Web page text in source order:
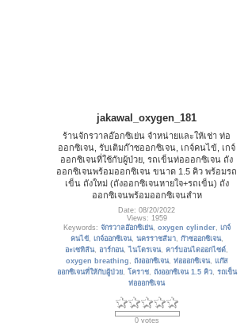
jakawal_oxygen_181
ร้านจักรวาลอ๊อกซิเย่น จำหน่ายและให้เช่า ท่อ
ออกซิเจน, รับเติมก๊าซออกซิเจน, เกจ์คนไข้, เกจ์
ออกซิเจนที่ใช้กับผู้ป่วย, รถเข็นท่อออกซิเจน ถัง
ออกซิเจนพร้อมออกซิเจน ขนาด 1.5 คิว พร้อมรถ
เข็น ถังใหม่ (ถังออกซิเจนหายใจ+รถเข็น) ถัง
ออกซิเจนพร้อมออกซิเจนสำห
Date: 08/20/2022
Views: 1959
Keywords: จักรวาลอ๊อกซิเย่น, oxygen cylinder, เกจ์
คนไข้ , เกจ์ออกซิเจน, นครราชสีมา, ก๊าซออกซิเจน,
อะเซทิลีน, อาร์กอน,ไนโตรเจน,คาร์บอนไดออกไซด์,
oxygen breathing , ถังออกซิเจน, ท่อออกซิเจน, แก๊ส
ออกซิเจนที่ให้กับผู้ป่วย, โคราช, ถังออกซิเจน 1.5 คิว, รถเข็น
ท่อออกซิเจน
0 votes